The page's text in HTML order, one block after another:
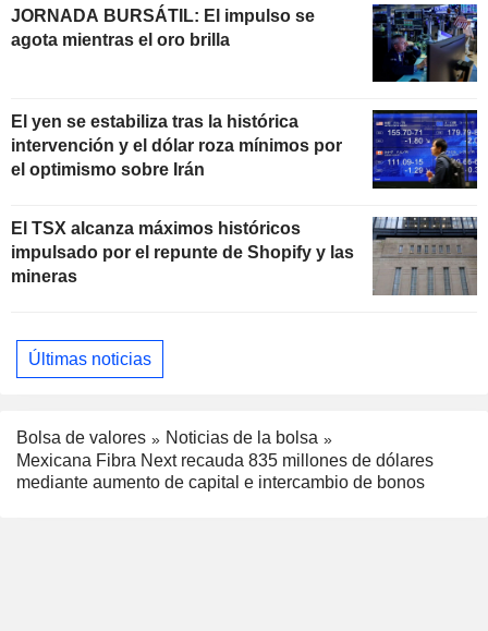
JORNADA BURSÁTIL: El impulso se
agota mientras el oro brilla
El yen se estabiliza tras la histórica
intervención y el dólar roza mínimos por
el optimismo sobre Irán
El TSX alcanza máximos históricos
impulsado por el repunte de Shopify y las
mineras
Últimas noticias
Bolsa de valores
Noticias de la bolsa
Mexicana Fibra Next recauda 835 millones de dólares
mediante aumento de capital e intercambio de bonos